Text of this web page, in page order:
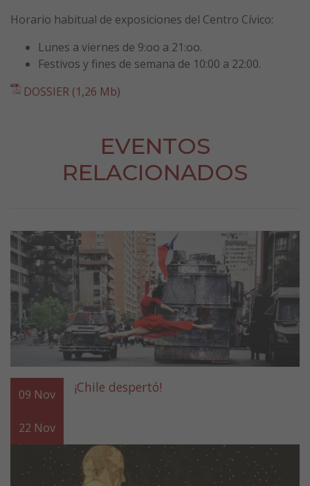
Horario habitual de exposiciones del Centro Cívico:
Lunes a viernes de 9:oo a 21:oo.
Festivos y fines de semana de 10:00 a 22:00.
DOSSIER (1,26 Mb)
EVENTOS
RELACIONADOS
09 Nov
22 Nov
¡Chile despertó!